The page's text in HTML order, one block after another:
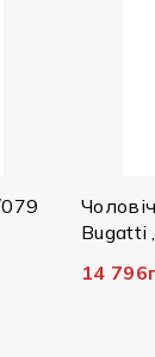
дублянка
990грн.